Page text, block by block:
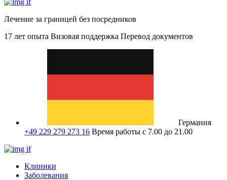
Лечение за границей без посредников
17 лет опыта Визовая поддержка Перевод документов
Германия
+49 229 279 273 16 Время работы с 7.00 до 21.00
Клиники
Заболевания